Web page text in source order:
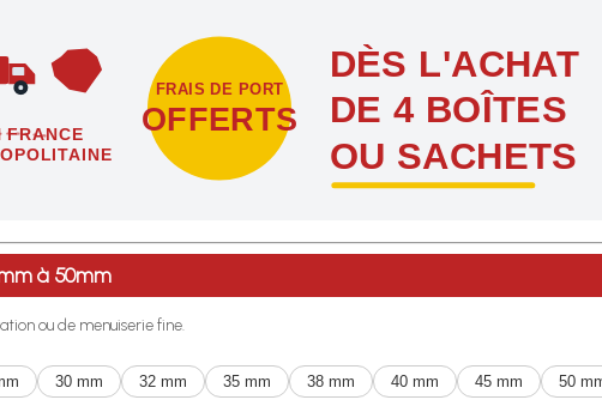
FRANCE
FRAIS DE PORT
OFFERTS
DÈS L'ACHAT
DE 4 BOÎTES
OU SACHETS
de 4 sachets ou boîtes d'agrafes ou de pointes !
à 50mm
ou de menuiserie fine.
30 mm 32 mm 35 mm 38 mm 40 mm 45 mm
50